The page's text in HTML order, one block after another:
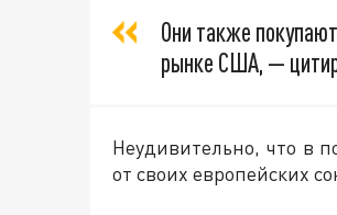
Они также
рынке США, —
Неудивительно, что в
от своих европейских